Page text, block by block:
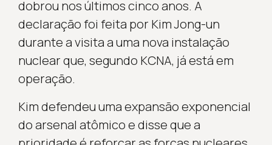
dobrou nos últimos cinco anos. A
declaração foi feita por Kim Jong-un
durante a visita a uma nova instalação
nuclear que, segundo KCNA, já está em
operação.
Kim defendeu uma expansão exponencial
do arsenal atômico e disse que a